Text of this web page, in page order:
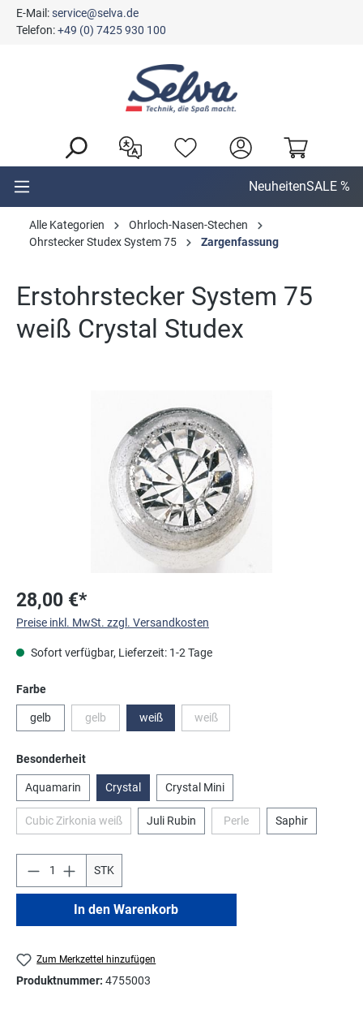
springen
E-Mail:service@selva.de
Telefon:+49 (0) 7425 930 100
NeuheitenSALE %
Alle Kategorien
Ohrloch-Nasen-Stechen
Ohrstecker Studex System 75
Zargenfassung
Erstohrstecker System 75
weiß Crystal Studex
28,00 €*
Preise inkl. MwSt. zzgl. Versandkosten
Sofort verfügbar, Lieferzeit: 1-2 Tage
Farbeauswählen
gelb gelb(Diese Option ist zurzeit nicht verfügbar.)
weiß weiß(Diese Option ist zurzeit nicht
Besonderheitauswählen
Aquamarin Crystal Crystal Mini
Cubic Zirkonia weiß(Diese Option ist zurzeit nicht verfügbar.)
Juli Rubin Perle
(Diese Option ist zurzeit
Saphir
STK
In den Warenkorb
Zum Merkzettel hinzufügen
Produktnummer: 4755003